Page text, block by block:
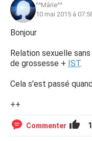
^^Mârïe^^
10 mai 2015 à
Bonjour
Relation sexuelle
de grossesse + IST.
Cela s'est passé
++
Commenter 1